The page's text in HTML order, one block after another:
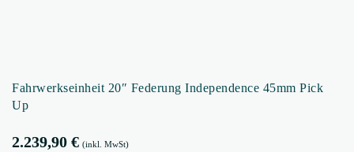
Fahrwerkseinheit 20″ Federung Independence 45mm Pick
Up
2.239,90 € (inkl. MwSt)